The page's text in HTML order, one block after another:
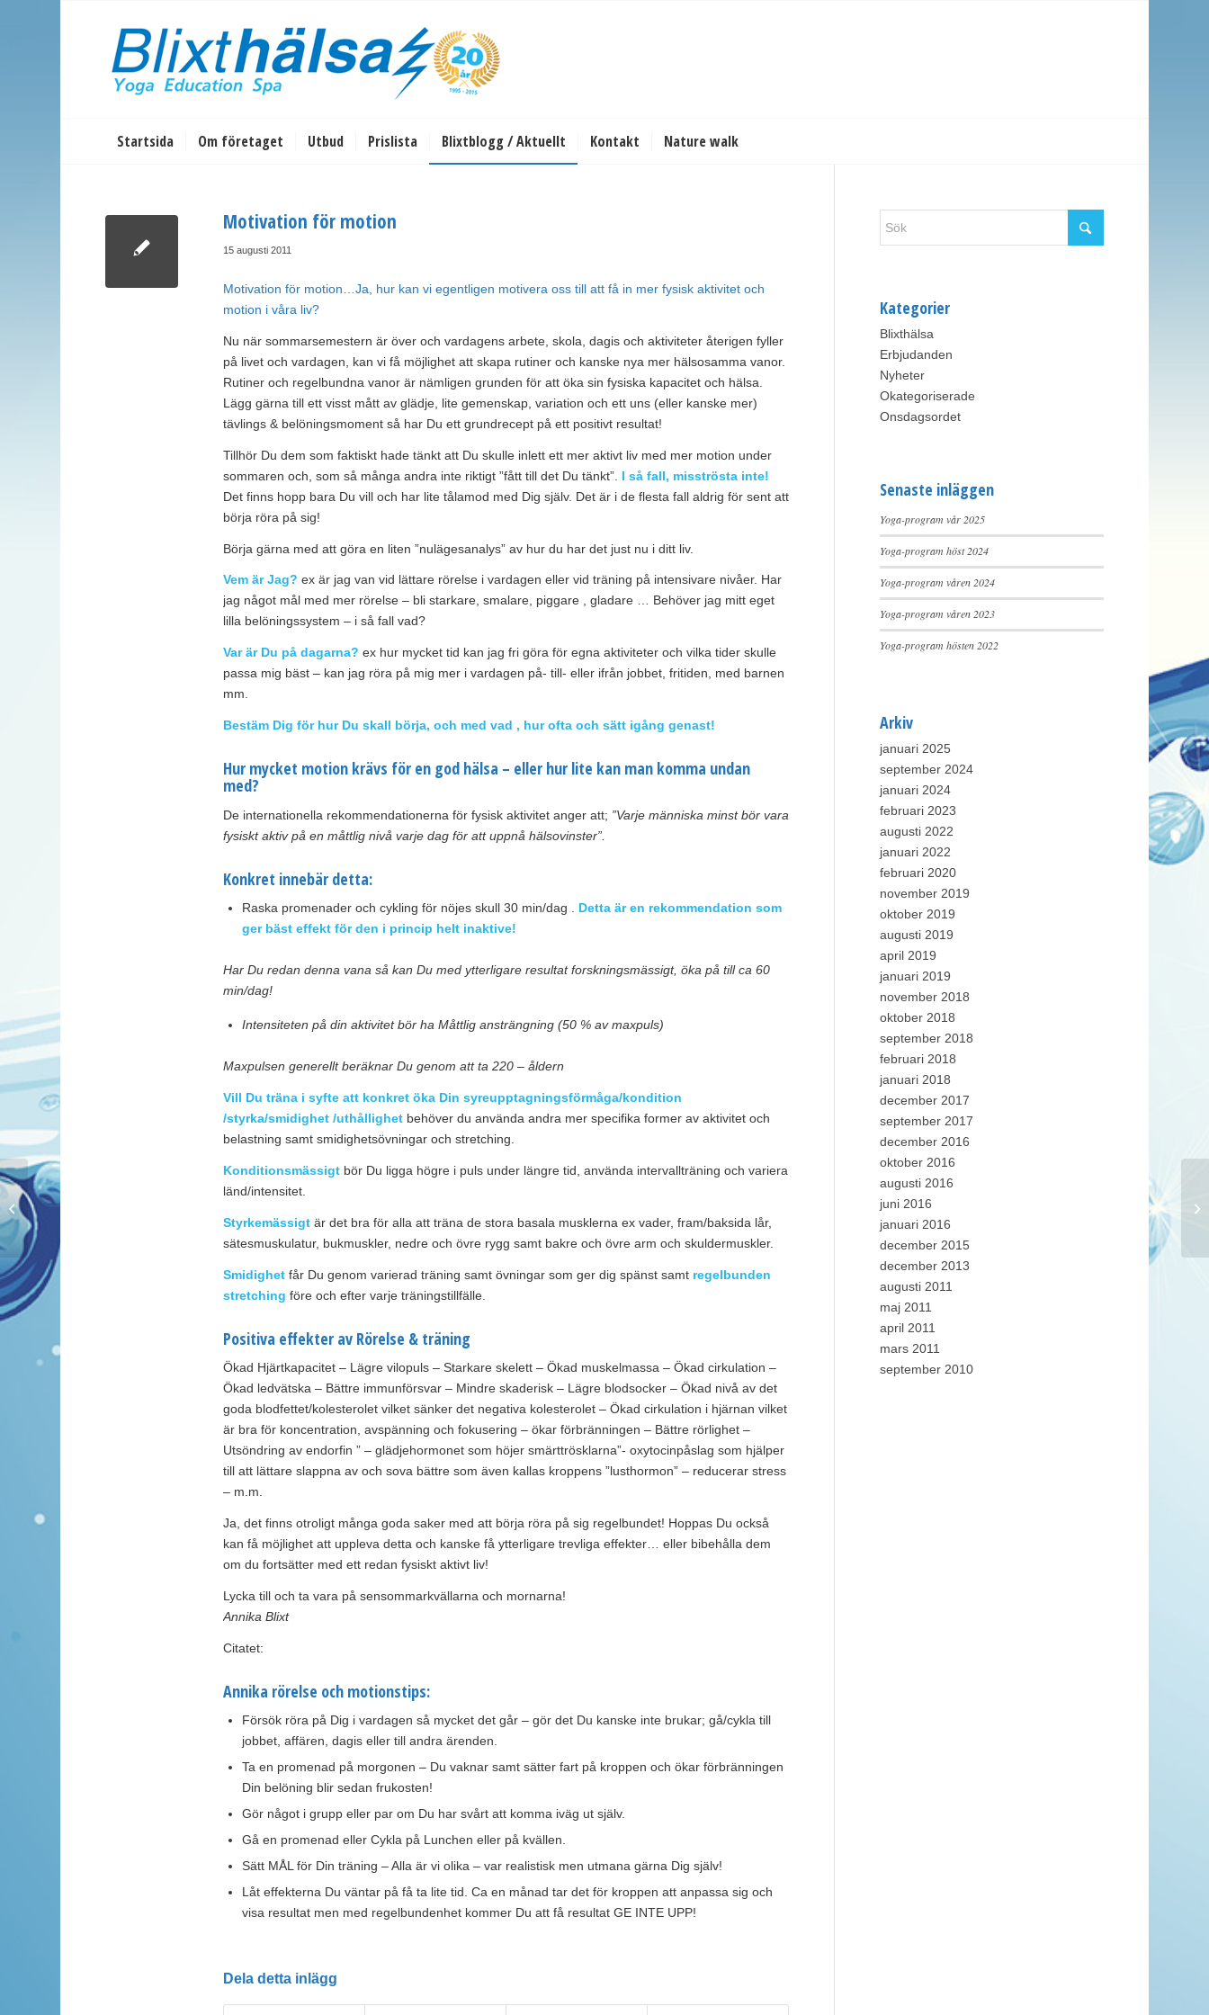
Startsida Om företaget Utbud Prislista Blixtblogg / Aktuellt Kontakt Nature walk
Motivation för motion
15 augusti 2011
Motivation för motion…Ja, hur kan vi egentligen motivera oss till att få in mer fysisk aktivitet och
motion i våra liv?
Nu när sommarsemestern är över och vardagens arbete, skola, dagis och aktiviteter återigen fyller
på livet och vardagen, kan vi få möjlighet att skapa rutiner och kanske nya mer hälsosamma vanor.
Rutiner och regelbundna vanor är nämligen grunden för att öka sin fysiska kapacitet och hälsa.
Lägg gärna till ett visst mått av glädje, lite gemenskap, variation och ett uns (eller kanske mer)
tävlings & belöningsmoment så har Du ett grundrecept på ett positivt resultat!
Tillhör Du dem som faktiskt hade tänkt att Du skulle inlett ett mer aktivt liv med mer motion under
sommaren och, som så många andra inte riktigt ”fått till det Du tänkt”. I så fall, misströsta inte!
Det finns hopp bara Du vill och har lite tålamod med Dig själv. Det är i de flesta fall aldrig för sent att
börja röra på sig!
Börja gärna med att göra en liten ”nulägesanalys” av hur du har det just nu i ditt liv.
Vem är Jag? ex är jag van vid lättare rörelse i vardagen eller vid träning på intensivare nivåer. Har
jag något mål med mer rörelse – bli starkare, smalare, piggare , gladare … Behöver jag mitt eget
lilla belöningssystem – i så fall vad?
Var är Du på dagarna? ex hur mycket tid kan jag fri göra för egna aktiviteter och vilka tider skulle
passa mig bäst – kan jag röra på mig mer i vardagen på- till- eller ifrån jobbet, fritiden, med barnen
mm.
Bestäm Dig för hur Du skall börja, och med vad , hur ofta och sätt igång genast!
Hur mycket motion krävs för en god hälsa – eller hur lite kan man komma undan
med?
De internationella rekommendationerna för fysisk aktivitet anger att; ”Varje människa minst bör vara
fysiskt aktiv på en måttlig nivå varje dag för att uppnå hälsovinster”.
Konkret innebär detta:
Raska promenader och cykling för nöjes skull 30 min/dag . Detta är en rekommendation som
ger bäst effekt för den i princip helt inaktive!
Har Du redan denna vana så kan Du med ytterligare resultat forskningsmässigt, öka på till ca 60
min/dag!
Intensiteten på din aktivitet bör ha Måttlig ansträngning (50 % av maxpuls)
Maxpulsen generellt beräknar Du genom att ta 220 – åldern
Vill Du träna i syfte att konkret öka Din syreupptagningsförmåga/kondition
/styrka/smidighet /uthållighet behöver du använda andra mer specifika former av aktivitet och
belastning samt smidighetsövningar och stretching.
Konditionsmässigt bör Du ligga högre i puls under längre tid, använda intervallträning och variera
länd/intensitet.
Styrkemässigt är det bra för alla att träna de stora basala musklerna ex vader, fram/baksida lår,
sätesmuskulatur, bukmuskler, nedre och övre rygg samt bakre och övre arm och skuldermuskler.
Smidighet får Du genom varierad träning samt övningar som ger dig spänst samt regelbunden
stretching före och efter varje träningstillfälle.
Positiva effekter av Rörelse & träning
Ökad Hjärtkapacitet – Lägre vilopuls – Starkare skelett – Ökad muskelmassa – Ökad cirkulation –
Ökad ledvätska – Bättre immunförsvar – Mindre skaderisk – Lägre blodsocker – Ökad nivå av det
goda blodfettet/kolesterolet vilket sänker det negativa kolesterolet – Ökad cirkulation i hjärnan vilket
är bra för koncentration, avspänning och fokusering – ökar förbränningen – Bättre rörlighet –
Utsöndring av endorfin ” – glädjehormonet som höjer smärttrösklarna”- oxytocinpåslag som hjälper
till att lättare slappna av och sova bättre som även kallas kroppens ”lusthormon” – reducerar stress
– m.m.
Ja, det finns otroligt många goda saker med att börja röra på sig regelbundet! Hoppas Du också
kan få möjlighet att uppleva detta och kanske få ytterligare trevliga effekter… eller bibehålla dem
om du fortsätter med ett redan fysiskt aktivt liv!
Lycka till och ta vara på sensommarkvällarna och mornarna!
Annika Blixt
Citatet:
Annika rörelse och motionstips:
Försök röra på Dig i vardagen så mycket det går – gör det Du kanske inte brukar; gå/cykla till
jobbet, affären, dagis eller till andra ärenden.
Ta en promenad på morgonen – Du vaknar samt sätter fart på kroppen och ökar förbränningen
Din belöning blir sedan frukosten!
Gör något i grupp eller par om Du har svårt att komma iväg ut själv.
Gå en promenad eller Cykla på Lunchen eller på kvällen.
Sätt MÅL för Din träning – Alla är vi olika – var realistisk men utmana gärna Dig själv!
Låt effekterna Du väntar på få ta lite tid. Ca en månad tar det för kroppen att anpassa sig och
visa resultat men med regelbundenhet kommer Du att få resultat GE INTE UPP!
Dela detta inlägg
Kategorier
Blixthälsa
Erbjudanden
Nyheter
Okategoriserade
Onsdagsordet
Senaste inläggen
Yoga-program vår 2025
Yoga-program höst 2024
Yoga-program våren 2024
Yoga-program våren 2023
Yoga-program hösten 2022
Arkiv
januari 2025
september 2024
januari 2024
februari 2023
augusti 2022
januari 2022
februari 2020
november 2019
oktober 2019
augusti 2019
april 2019
januari 2019
november 2018
oktober 2018
september 2018
februari 2018
januari 2018
december 2017
september 2017
december 2016
oktober 2016
augusti 2016
juni 2016
januari 2016
december 2015
december 2013
augusti 2011
maj 2011
april 2011
mars 2011
september 2010
Hälsospalten maj